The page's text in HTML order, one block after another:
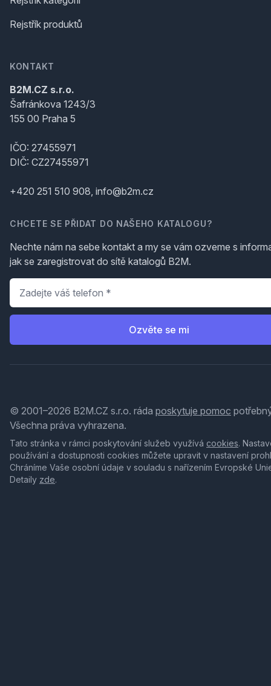
Rejstřík produktů
KONTAKT
B2M.CZ s.r.o.
Šafránkova 1243/3
155 00 Praha 5
IČO: 27455971
DIČ: CZ27455971
+420 251 510 908, info@b2m.cz
CHCETE SE PŘIDAT DO NAŠEHO KATALOGU?
Nechte nám na sebe kontakt a my se vám ozveme s
jak se zaregistrovat do sítě katalogů B2M.
Telefon
Ozvěte se mi
© 2001–2026 B2M.CZ s.r.o. ráda poskytuje pomoc
Všechna práva vyhrazena.
Tato stránka v rámci poskytování služeb využívá cookies.
používání a dostupnosti cookies můžete upravit v nastavení
Chráníme Vaše osobní údaje v souladu s nařízením Evropské
Detaily zde.